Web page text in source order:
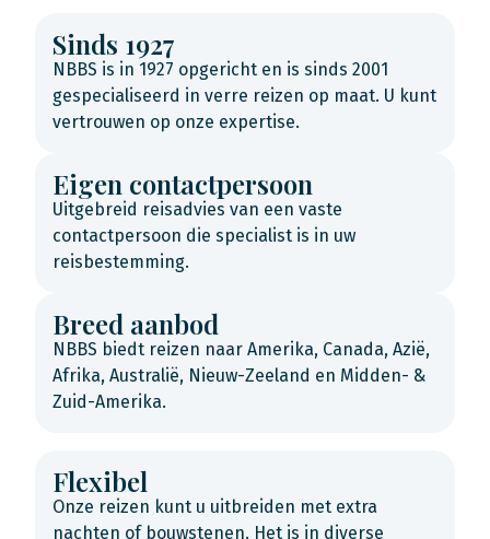
Sinds 1927
NBBS is in 1927 opgericht en is sinds 2001
gespecialiseerd in verre reizen op maat. U kunt
vertrouwen op onze expertise.
Eigen contactpersoon
Uitgebreid reisadvies van een vaste
contactpersoon die specialist is in uw
reisbestemming.
Breed aanbod
NBBS biedt reizen naar Amerika, Canada, Azië,
Afrika, Australië, Nieuw-Zeeland en Midden- &
Zuid-Amerika.
Flexibel
Onze reizen kunt u uitbreiden met extra
nachten of bouwstenen. Het is in diverse